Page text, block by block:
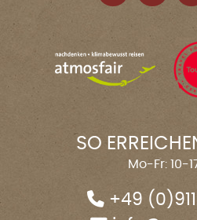
SO
Mo-Fr: 10-
+49